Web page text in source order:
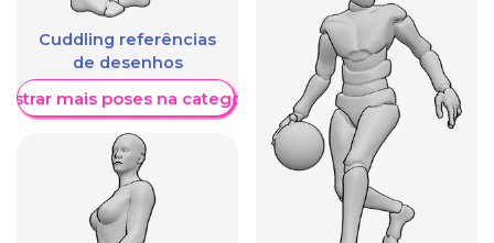
Cuddling referências
de desenhos
mais poses na categoria